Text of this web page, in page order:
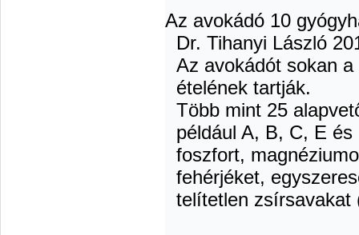
Az avokádó 10
Dr. Tihanyi László
Az avokádót sokan
ételének tartják.
Több mint 25
például A, B, C, E
foszfort,
fehérjéket,
telítetlen zsírsavakat